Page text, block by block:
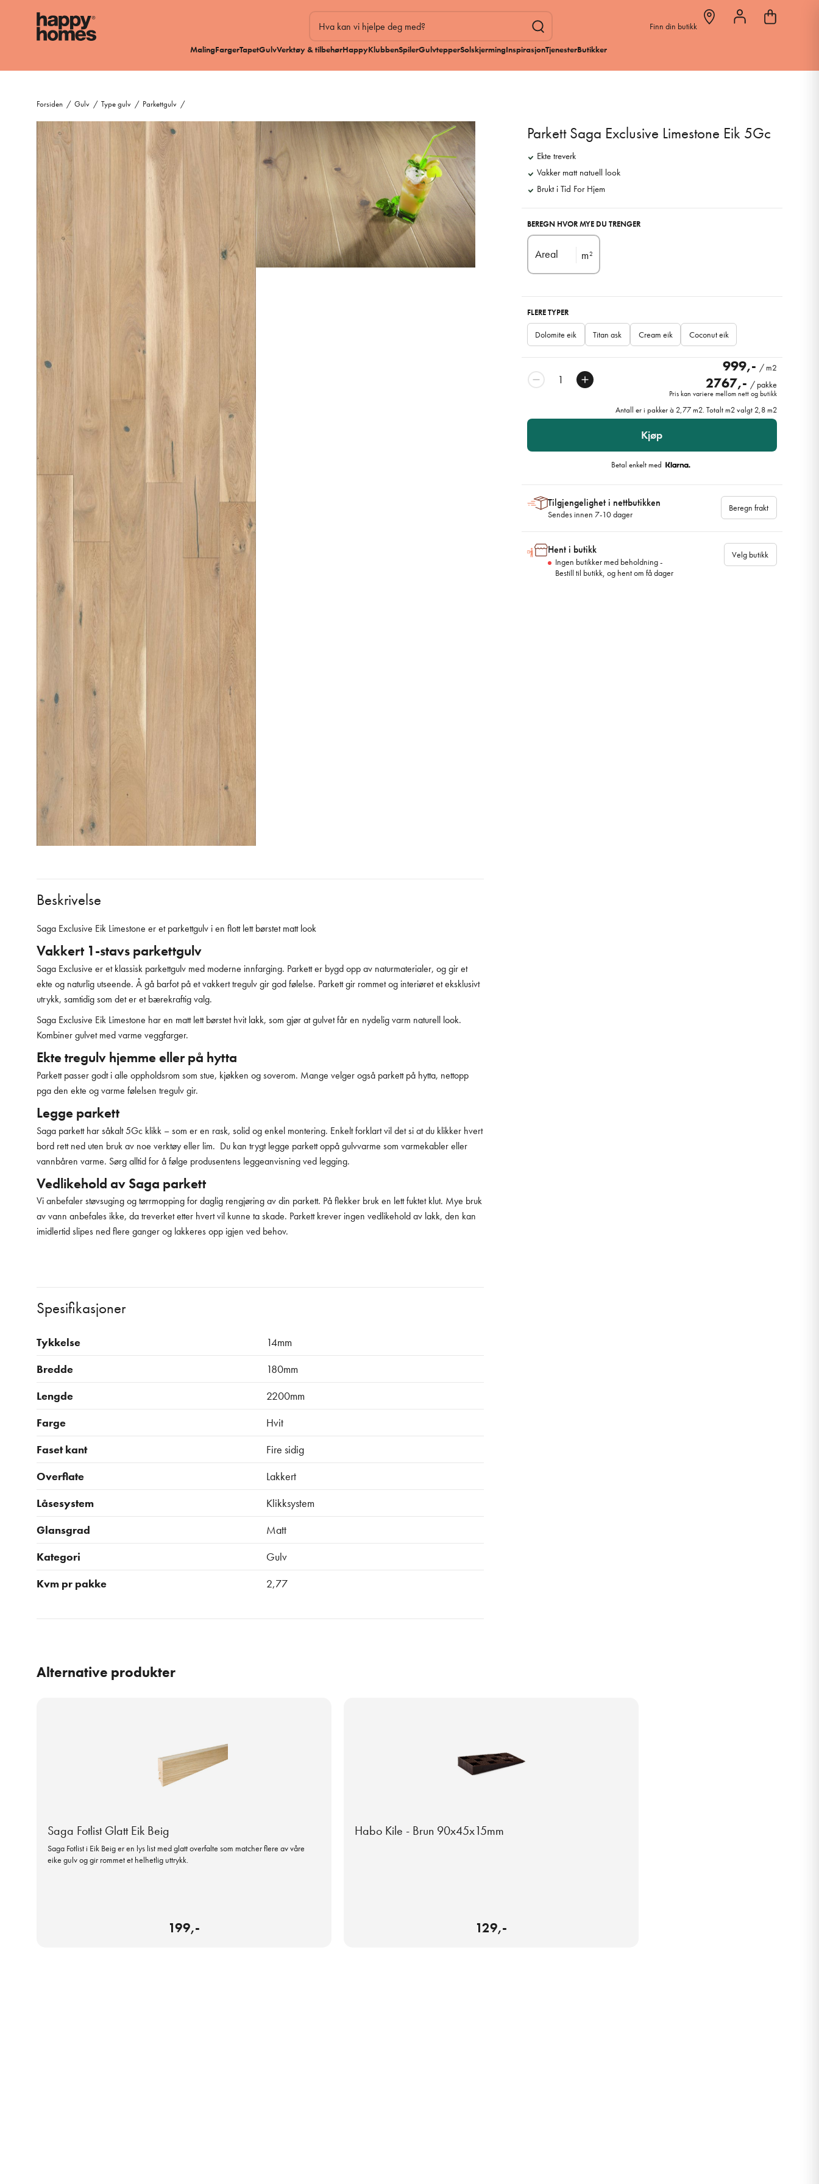
Finn din butikk
MalingFargerTapetGulvVerktøy & tilbehørHappyKlubbenSpilerGulvtepperSolskjermingInspirasjonTjenesterButikker
Forsiden / Gulv / Type gulv / Parkettgulv /
Parkett Saga Exclusive Limestone Eik 5Gc
Ekte treverk
Vakker matt natuell look
Brukt i Tid For Hjem
BEREGN HVOR MYE DU TRENGER
Areal m2
FLERE TYPER
Dolomite eik Titan ask Cream eik Coconut eik
999,- / m2
2767,- / pakke
Pris kan variere mellom nett og butikk
Antall er i pakker à 2,77m2. Totalt m2 valgt 2,8m2
Kjøp
Betal enkelt med
Tilgjengelighet i nettbutikken
Sendes innen 7-10 dager
Beregn frakt
Hent i butikk
Ingen butikker med beholdning -
Bestill til butikk, og hent om få dager
Velg butikk
Beskrivelse
Saga Exclusive Eik Limestone er et parkettgulv i en flott lett børstet matt look
Vakkert 1-stavs parkettgulv
Saga Exclusive er et klassisk parkettgulv med moderne innfarging. Parkett er bygd opp av naturmaterialer, og gir et
ekte og naturlig utseende. Å gå barfot på et vakkert tregulv gir god følelse. Parkett gir rommet og interiøret et eksklusivt
utrykk, samtidig som det er et bærekraftig valg.
Saga Exclusive Eik Limestone har en matt lett børstet hvit lakk, som gjør at gulvet får en nydelig varm naturell look.
Kombiner gulvet med varme veggfarger.
Ekte tregulv hjemme eller på hytta
Parkett passer godt i alle oppholdsrom som stue, kjøkken og soverom. Mange velger også parkett på hytta, nettopp
pga den ekte og varme følelsen tregulv gir.
Legge parkett
Saga parkett har såkalt 5Gc klikk – som er en rask, solid og enkel montering. Enkelt forklart vil det si at du klikker hvert
bord rett ned uten bruk av noe verktøy eller lim. Du kan trygt legge parkett oppå gulvvarme som varmekabler eller
vannbåren varme. Sørg alltid for å følge produsentens leggeanvisning ved legging.
Vedlikehold av Saga parkett
Vi anbefaler støvsuging og tørrmopping for daglig rengjøring av din parkett. På flekker bruk en lett fuktet klut. Mye bruk
av vann anbefales ikke, da treverket etter hvert vil kunne ta skade. Parkett krever ingen vedlikehold av lakk, den kan
imidlertid slipes ned flere ganger og lakkeres opp igjen ved behov.
Spesifikasjoner
Tykkelse
14mm
Bredde
180mm
Lengde
2200mm
Farge
Hvit
Faset kant
Fire sidig
Overflate
Lakkert
Låsesystem
Klikksystem
Glansgrad
Matt
Kategori
Gulv
Kvm pr pakke
2,77
Alternative produkter
Saga Fotlist Glatt Eik Beig
Saga Fotlist i Eik Beig er en lys list med glatt overfalte som matcher flere av våre
eike gulv og gir rommet et helhetlig uttrykk.
199,-
Habo Kile - Brun 90x45x15mm
129,-